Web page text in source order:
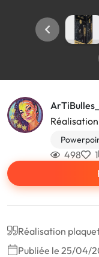
498 1
Réalisation
Publiée le 25/04/